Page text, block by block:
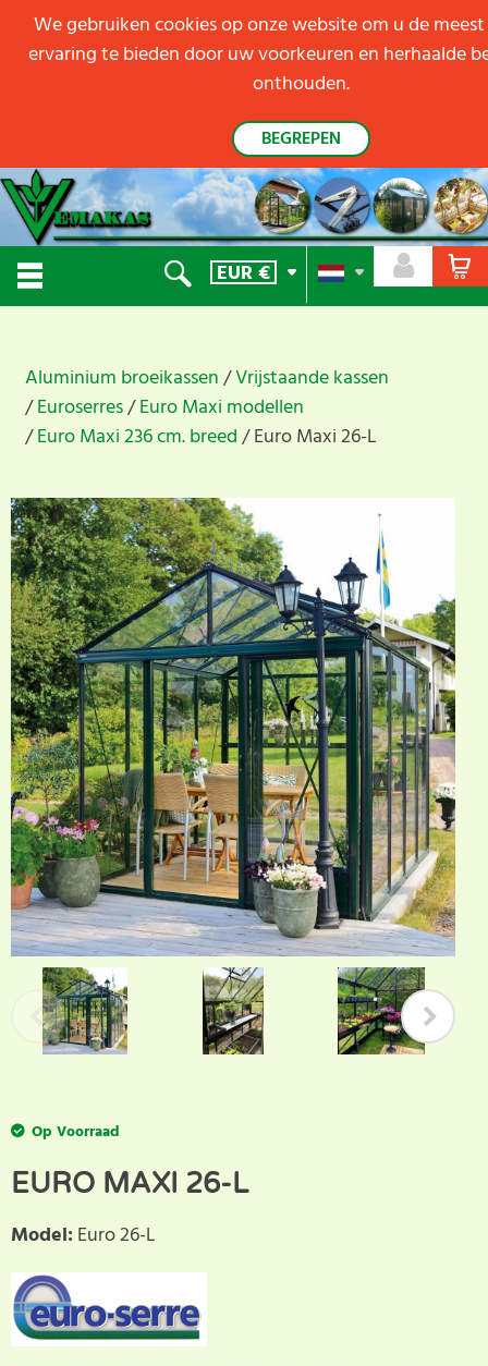
EUR€
Aluminium broeikassen Vrijstaande kassen
Euroserres Euro Maxi modellen
Euro Maxi 236 cm. breed Euro Maxi 26-L
Op Voorraad
EURO MAXI 26-L
Model: Euro 26-L
We gebruiken cookies op onze website om u de
ervaring te bieden door uw voorkeuren en herhaalde
onthouden.
BEGREPEN